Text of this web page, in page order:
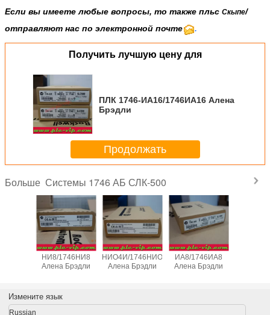
Если вы имеете любые вопросы, то также пльс Скыпе/
отправляют нас по электронной почте
.
Получить лучшую цену для
ПЛК 1746-ИА16/1746ИА16 Алена
Брэдли
Продолжать
Больше Системы 1746 АБ СЛК-500
ПЛК 1746-
НИ8/1746НИ8
Алена Брэдли
ПЛК 1746-
НИО4И/1746НИО4И
Алена Брэдли
ПЛК 1746-
ИА8/1746ИА8
Алена Брэдли
Измените язык
Russian